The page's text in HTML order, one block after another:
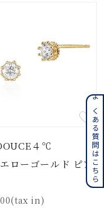
４℃
ローゴールド ピア
in)
よくある質問はこちら